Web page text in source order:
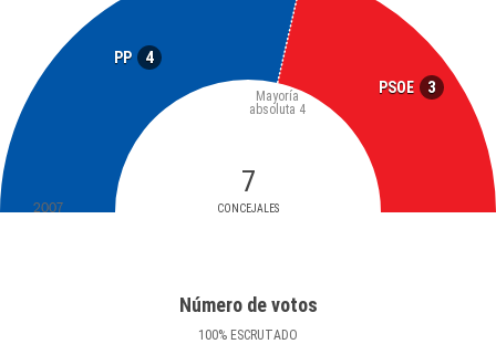
PP 4
PSOE 3
7
CONCEJALES
Mayoría
absoluta 4
2007
Número de votos
100% ESCRUTADO